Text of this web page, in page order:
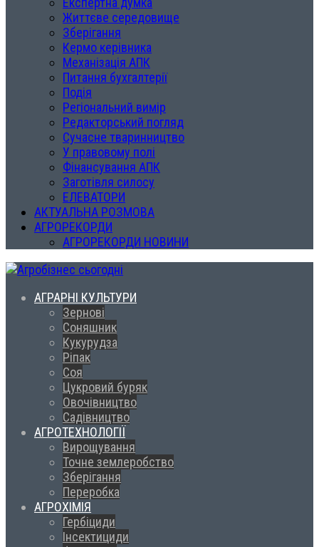
Життєве середовище
Зберігання
Кермо керівника
Механізація АПК
Питання бухгалтерії
Подія
Регіональний вимір
Редакторський погляд
Сучасне тваринництво
У правовому полі
Фінансування АПК
Заготівля силосу
ЕЛЕВАТОРИ
АКТУАЛЬНА РОЗМОВА
АГРОРЕКОРДИ
АГРОРЕКОРДИ НОВИНИ
АГРАРНІ КУЛЬТУРИ
Зернові
Соняшник
Кукурудза
Ріпак
Соя
Цукровий буряк
Овочівництво
Садівництво
АГРОТЕХНОЛОГІЇ
Вирощування
Точне землеробство
Зберігання
Переробка
АГРОХІМІЯ
Гербіциди
Інсектициди